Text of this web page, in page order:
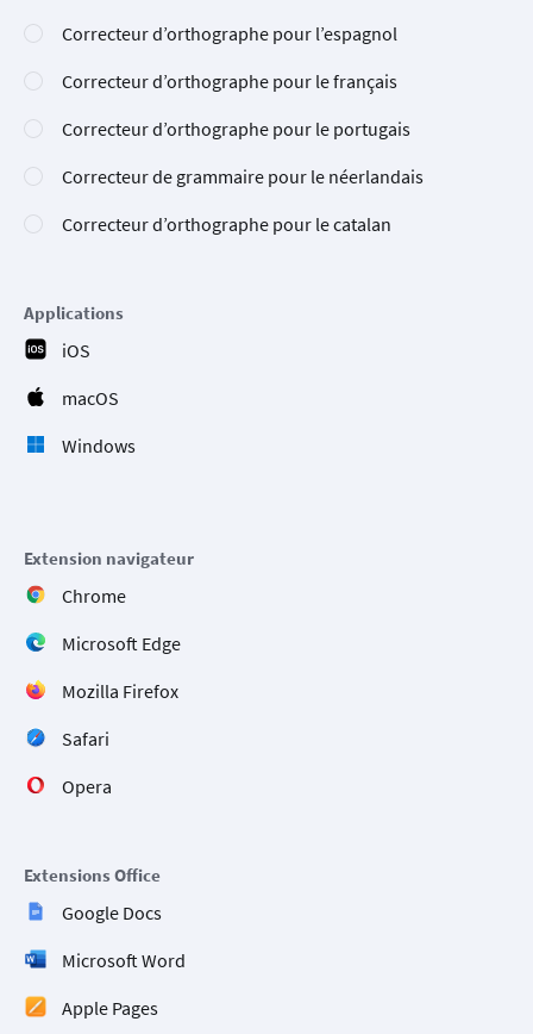
Correcteur d’orthographe pour l’espagnol
Correcteur d’orthographe pour le français
Correcteur d’orthographe pour le portugais
Correcteur de grammaire pour le néerlandais
Correcteur d’orthographe pour le catalan
Applications
iOS
macOS
Windows
Extension navigateur
Chrome
Microsoft Edge
Mozilla Firefox
Safari
Opera
Extensions Office
Google Docs
Microsoft Word
Apple Pages